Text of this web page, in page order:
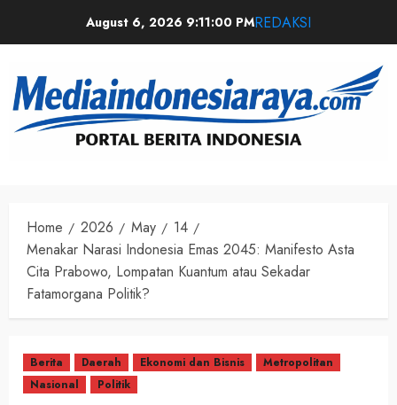
August 6, 20269:11:01 PMREDAKSI
Home 2026 May
14
Menakar Narasi Indonesia Emas 2045: Manifesto Asta
Cita Prabowo, Lompatan Kuantum atau Sekadar
Fatamorgana Politik?
Berita Daerah Ekonomi dan Bisnis
Metropolitan
Nasional
Politik